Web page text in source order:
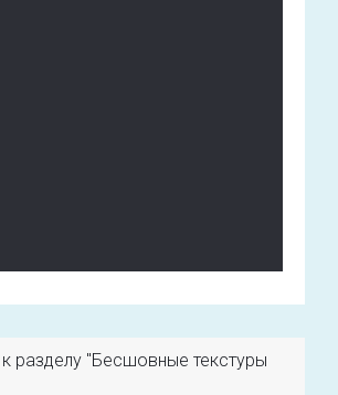
разделу "Бесшовные текстуры